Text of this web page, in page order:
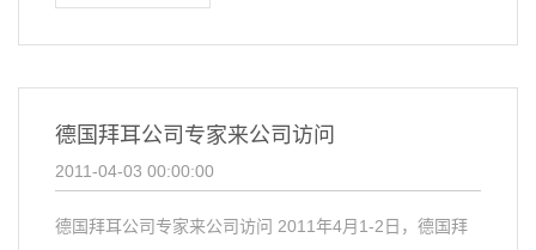
德国拜耳公司专家来公司访问
2011-04-03 00:00:00
德国拜耳公司专家来公司访问 2011年4月1-2日，德国拜